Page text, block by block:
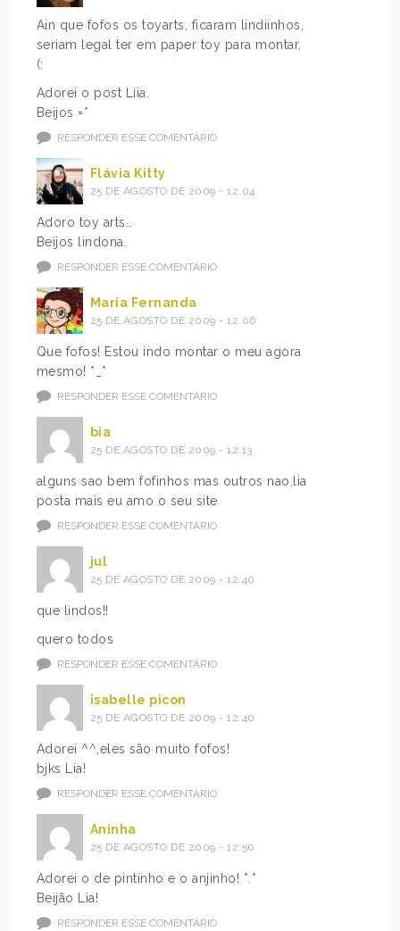
Ain que fofos os toyarts, ficaram lindiinhos,
seriam legal ter em paper toy para montar,
(:
Adorei o post Liia.
Beijos =*
RESPONDER ESSE COMENTÁRIO
Flávia Kitty
25 DE AGOSTO DE 2009 - 12:04
Adoro toy arts…
Beijos lindona.
RESPONDER ESSE COMENTÁRIO
Maria Fernanda
25 DE AGOSTO DE 2009 - 12:06
Que fofos! Estou indo montar o meu agora
mesmo! *_*
RESPONDER ESSE COMENTÁRIO
bia
25 DE AGOSTO DE 2009 - 12:13
alguns sao bem fofinhos mas outros nao,lia
posta mais eu amo o seu site
RESPONDER ESSE COMENTÁRIO
jul
25 DE AGOSTO DE 2009 - 12:40
que lindos!!
quero todos
RESPONDER ESSE COMENTÁRIO
isabelle picon
25 DE AGOSTO DE 2009 - 12:40
Adorei ^^,eles são muito fofos!
bjks Lia!
RESPONDER ESSE COMENTÁRIO
Aninha
25 DE AGOSTO DE 2009 - 12:50
Adorei o de pintinho e o anjinho! *.*
Beijão Lia!
RESPONDER ESSE COMENTÁRIO